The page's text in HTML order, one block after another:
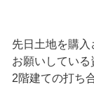
先日土地を購入
お願いしている
2階建ての打ち